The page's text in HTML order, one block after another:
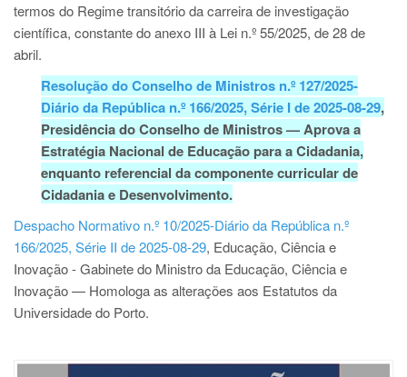
termos do Regime transitório da carreira de investigação
científica, constante do anexo III à Lei n.º 55/2025, de 28 de
abril.
Resolução do Conselho de Ministros n.º 127/2025-
Diário da República n.º 166/2025, Série I de 2025-08-29,
Presidência do Conselho de Ministros—Aprova a
Estratégia Nacional de Educação para a Cidadania,
enquanto referencial da componente curricular de
Cidadania e Desenvolvimento.
Despacho Normativo n.º 10/2025-Diário da República n.º
166/2025, Série II de 2025-08-29, Educação, Ciência e
Inovação - Gabinete do Ministro da Educação, Ciência e
Inovação — Homologa as alterações aos Estatutos da
Universidade do Porto.